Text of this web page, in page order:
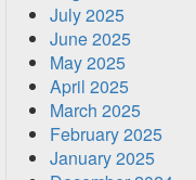
July 2025
June 2025
May 2025
April 2025
March 2025
February 2025
January 2025